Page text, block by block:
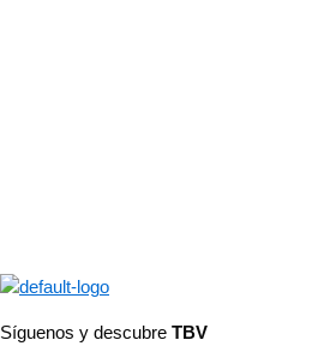
Síguenos y descubre TBV